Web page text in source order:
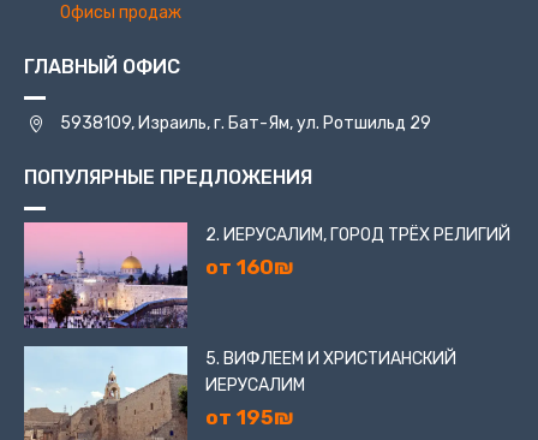
Офисы продаж
ГЛАВНЫЙ ОФИС
5938109, Израиль, г. Бат-Ям, ул. Ротшильд 29
ПОПУЛЯРНЫЕ ПРЕДЛОЖЕНИЯ
2. ИЕРУСАЛИМ, ГОРОД ТРЁХ РЕЛИГИЙ
от 160₪
5. ВИФЛЕЕМ И ХРИСТИАНСКИЙ
ИЕРУСАЛИМ
от 195₪